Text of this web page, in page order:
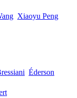
Xiaoyu Peng
Éderson